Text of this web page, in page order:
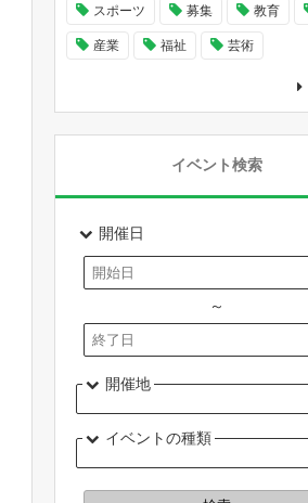
スポーツ 募集 教育
産業 福祉 芸術
イベント検索
開催日
～
開催地
イベントの種類